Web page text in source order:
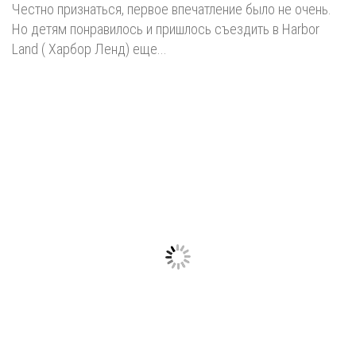
Честно признаться, первое впечатление было не очень.
Но детям понравилось и пришлось съездить в Harbor
Land ( Харбор Ленд) еще...